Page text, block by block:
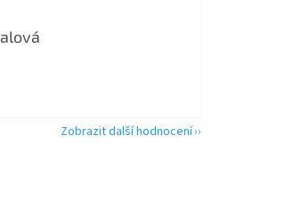
je 5 z 5 hvězdiček.
Zobrazit další hodnocení